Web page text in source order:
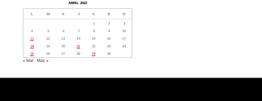
ABRIL 2022
L M X J V S D
1 2
3
4
5 6 7 8 9
10
11
12 13 14 15 16
17
18
19 20 21 22 23
24
25
26 27 28 29 30
« Mar May »